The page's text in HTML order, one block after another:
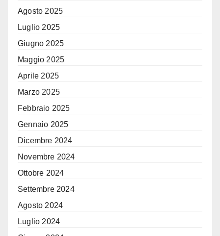
Agosto 2025
Luglio 2025
Giugno 2025
Maggio 2025
Aprile 2025
Marzo 2025
Febbraio 2025
Gennaio 2025
Dicembre 2024
Novembre 2024
Ottobre 2024
Settembre 2024
Agosto 2024
Luglio 2024